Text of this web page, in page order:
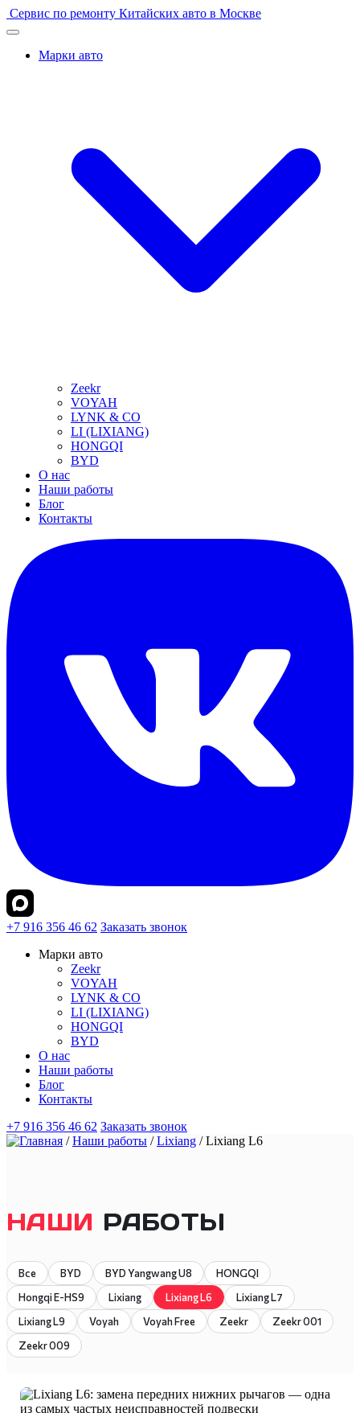
Перейти
к
Сервис по ремонту Китайских авто в Москве
Марки авто
Zeekr
VOYAH
LYNK & CO
LI (LIXIANG)
HONGQI
BYD
О нас
Наши работы
Блог
Контакты
+7 916 356 46 62 Заказать звонок
Марки авто
Zeekr
VOYAH
LYNK & CO
LI (LIXIANG)
HONGQI
BYD
О нас
Наши работы
Блог
Контакты
+7 916 356 46 62 Заказать звонок
/ Наши работы / Lixiang / Lixiang L6
НАШИ РАБОТЫ
Все BYD BYD Yangwang U8
HONGQI
Hongqi E-HS9
Lixiang Lixiang L6
Lixiang L7
Lixiang L9
Voyah Voyah Free Zeekr
Zeekr 001
Zeekr 009